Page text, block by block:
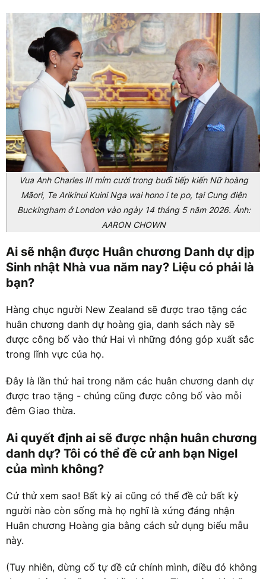
Vua Anh Charles III mỉm cười trong buổi tiếp kiến Nữ hoàng
Māori, Te Arikinui Kuini Nga wai hono i te po, tại Cung điện
Buckingham ở London vào ngày 14 tháng 5 năm 2026. Ảnh:
AARON CHOWN
Ai sẽ nhận được Huân chương Danh dự dịp
Sinh nhật Nhà vua năm nay? Liệu có phải là
bạn?
Hàng chục người New Zealand sẽ được trao tặng các
huân chương danh dự hoàng gia, danh sách này sẽ
được công bố vào thứ Hai vì những đóng góp xuất sắc
trong lĩnh vực của họ.
Đây là lần thứ hai trong năm các huân chương danh dự
được trao tặng - chúng cũng được công bố vào mỗi
đêm Giao thừa.
Ai quyết định ai sẽ được nhận huân chương
danh dự? Tôi có thể đề cử anh bạn Nigel
của mình không?
Cứ thử xem sao! Bất kỳ ai cũng có thể đề cử bất kỳ
người nào còn sống mà họ nghĩ là xứng đáng nhận
Huân chương Hoàng gia bằng cách sử dụng biểu mẫu
này.
(Tuy nhiên, đừng cố tự đề cử chính mình, điều đó không